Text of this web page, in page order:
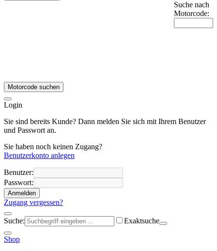
Suche nach
Motorcode:
Motorcode suchen
Login
Sie sind bereits Kunde? Dann melden Sie sich mit Ihrem Benutzer
und Passwort an.
Sie haben noch keinen Zugang?
Benutzerkonto anlegen
Benutzer:
Passwort:
Anmelden
Zugang vergessen?
Suche: Exaktsuche
Shop